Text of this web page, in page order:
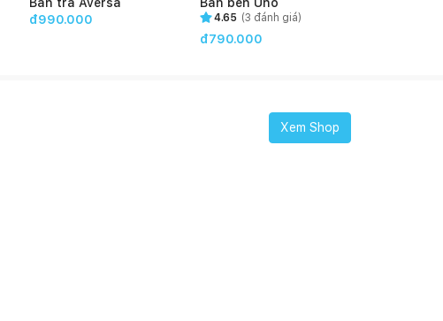
đ990.000
4.65 (3 đánh giá)
đ790.000
Xem Shop